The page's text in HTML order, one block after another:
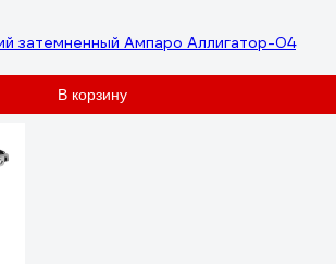
затемненный Ампаро Аллигатор-04
В корзину